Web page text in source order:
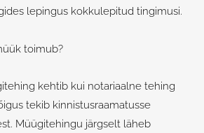
lepingus kokkulepitud tingimusi.
toimub?
kehtib kui notariaalne tehing
tekib kinnistusraamatusse
Müügitehingu järgselt läheb